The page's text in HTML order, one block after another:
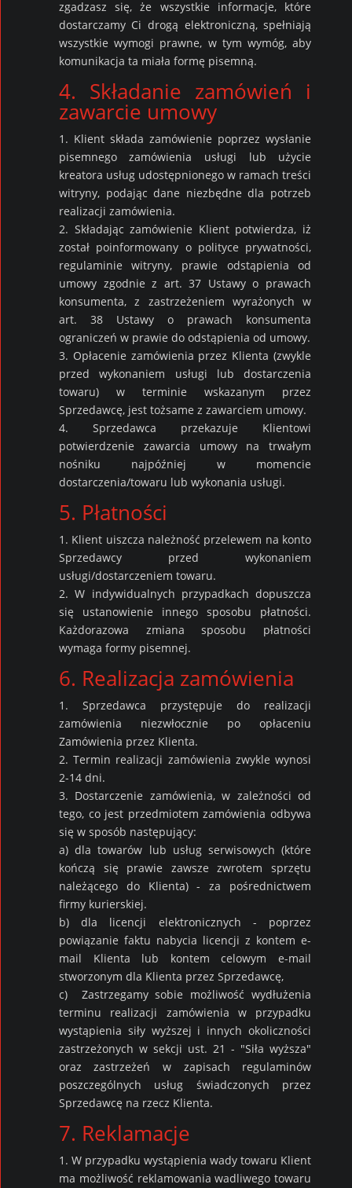
zgadzasz się, że wszystkie informacje, które
dostarczamy Ci drogą elektroniczną, spełniają
wszystkie wymogi prawne, w tym wymóg, aby
komunikacja ta miała formę pisemną.
4. Składanie zamówień i
zawarcie umowy
1. Klient składa zamówienie poprzez wysłanie
pisemnego zamówienia usługi lub użycie
kreatora usług udostępnionego w ramach treści
witryny, podając dane niezbędne dla potrzeb
realizacji zamówienia.
2. Składając zamówienie Klient potwierdza, iż
został poinformowany o polityce prywatności,
regulaminie witryny, prawie odstąpienia od
umowy zgodnie z art. 37 Ustawy o prawach
konsumenta, z zastrzeżeniem wyrażonych w
art. 38 Ustawy o prawach konsumenta
ograniczeń w prawie do odstąpienia od umowy.
3. Opłacenie zamówienia przez Klienta (zwykle
przed wykonaniem usługi lub dostarczenia
towaru) w terminie wskazanym przez
Sprzedawcę, jest tożsame z zawarciem umowy.
4. Sprzedawca przekazuje Klientowi
potwierdzenie zawarcia umowy na trwałym
nośniku najpóźniej w momencie
dostarczenia/towaru lub wykonania usługi.
5. Płatności
1. Klient uiszcza należność przelewem na konto
Sprzedawcy przed wykonaniem
usługi/dostarczeniem towaru.
2. W indywidualnych przypadkach dopuszcza
się ustanowienie innego sposobu płatności.
Każdorazowa zmiana sposobu płatności
wymaga formy pisemnej.
6. Realizacja zamówienia
1. Sprzedawca przystępuje do realizacji
zamówienia niezwłocznie po opłaceniu
Zamówienia przez Klienta.
2. Termin realizacji zamówienia zwykle wynosi
2-14 dni.
3. Dostarczenie zamówienia, w zależności od
tego, co jest przedmiotem zamówienia odbywa
się w sposób następujący:
a) dla towarów lub usług serwisowych (które
kończą się prawie zawsze zwrotem sprzętu
należącego do Klienta) - za pośrednictwem
firmy kurierskiej.
b) dla licencji elektronicznych - poprzez
powiązanie faktu nabycia licencji z kontem e-
mail Klienta lub kontem celowym e-mail
stworzonym dla Klienta przez Sprzedawcę,
c) Zastrzegamy sobie możliwość wydłużenia
terminu realizacji zamówienia w przypadku
wystąpienia siły wyższej i innych okoliczności
zastrzeżonych w sekcji ust. 21 - "Siła wyższa"
oraz zastrzeżeń w zapisach regulaminów
poszczególnych usług świadczonych przez
Sprzedawcę na rzecz Klienta.
7. Reklamacje
1. W przypadku wystąpienia wady towaru Klient
ma możliwość reklamowania wadliwego towaru